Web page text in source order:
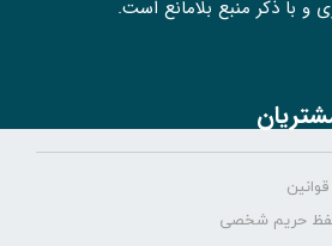
و با ذکر منبع بلامانع است.
حریم شخصی